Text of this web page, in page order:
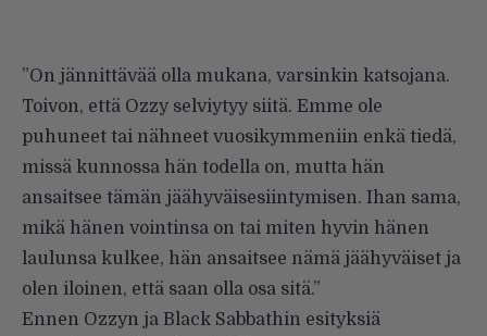
”On jännittävää olla mukana, varsinkin katsojana.
Toivon, että Ozzy selviytyy siitä. Emme ole
puhuneet tai nähneet vuosikymmeniin enkä tiedä,
missä kunnossa hän todella on, mutta hän
ansaitsee tämän jäähyväisesiintymisen. Ihan sama,
mikä hänen vointinsa on tai miten hyvin hänen
laulunsa kulkee, hän ansaitsee nämä jäähyväiset ja
olen iloinen, että saan olla osa sitä.”
Ennen Ozzyn ja Black Sabbathin esityksiä